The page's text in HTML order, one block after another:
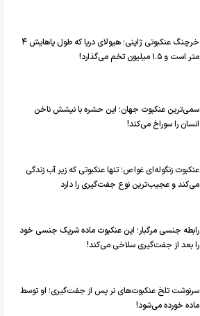
خرچنگ عنکبوتی ژاپنی؛ هیولای دریا که طول پاهایش ۴
متر است و ۱.۵ میلیون تخم می‌گذارد!
سمی‌ترین عنکبوت جهان؛ این حشره با نیشش ناخن
انسان را سوراخ می‌کند!
عنکبوت زنگوله‌ای غواص؛ تنها عنکبوتی که زیر آب زندگی
می‌کند و عجیب‌ترین نوع جفت‌گیری را دارد
رابطه جنسی مرگبار؛ این عنکبوت ماده شریک جنسی خود
را بعد از جفت‌گیری سلاخی می‌کند!
سرنوشت تلخ عنکبوت‌های نر پس از جفت‌گیری؛ او توسط
ماده خورده می‌شود!